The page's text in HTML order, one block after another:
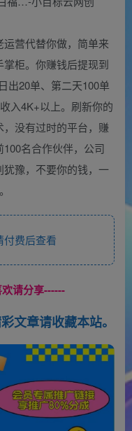
营代替你做，简单来
柜。你赚钱后提现到
出20单、第二天100单
入4K+以上。刷新你的
没有过时的平台，赚
名合作伙伴，公司
豫，不要你的钱，一
费后查看
请分享------
文章请收藏本站。